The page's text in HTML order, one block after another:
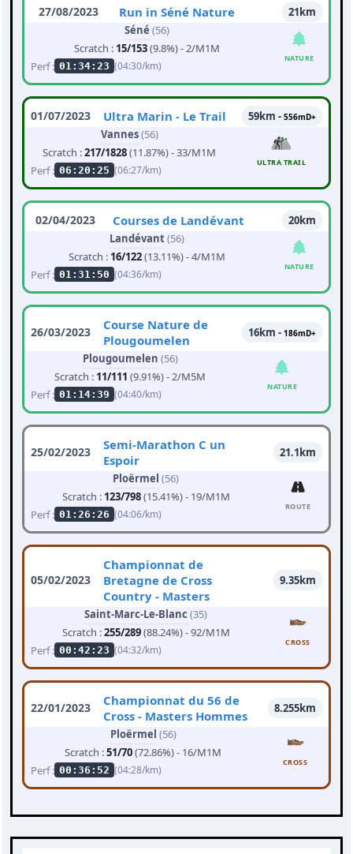
27/08/2023 Run in Séné Nature
21km
Séné (56)
Scratch : 15/153(9.8%) - 2/M1M
Perf : 01:34:23 (04:30/km)
NATURE
01/07/2023 Ultra Marin - Le Trail 59km - 556mD+
Vannes(56)
Scratch :217/1828(11.87%) - 33/M1M
Perf : 06:20:25 (06:27/km)
ULTRA TRAIL
02/04/2023 Courses de Landévant
20km
Landévant(56)
Scratch : 16/122(13.11%) - 4/M1M
Perf : 01:31:50 (04:36/km)
NATURE
26/03/2023
Course Nature de
Plougoumelen
16km - 186mD+
Plougoumelen (56)
Scratch : 11/111 (9.91%) - 2/M5M
Perf : 01:14:39 (04:40/km)
NATURE
25/02/2023
Semi-Marathon C un
Espoir
21.1km
Ploërmel (56)
Scratch : 123/798(15.41%) - 19/M1M
Perf : 01:26:26 (04:06/km)
ROUTE
05/02/2023
Championnat de
Bretagne de Cross
Country - Masters
9.35km
Saint-Marc-Le-Blanc (35)
Scratch :255/289(88.24%) - 92/M1M
Perf : 00:42:23 (04:32/km)
CROSS
22/01/2023
Championnat du 56 de
Cross - Masters Hommes
8.255km
Ploërmel (56)
Scratch :51/70(72.86%) - 16/M1M
Perf : 00:36:52 (04:28/km)
CROSS